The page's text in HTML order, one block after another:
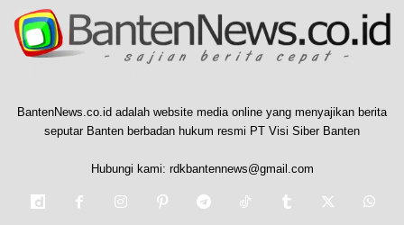
BantenNews.co.id adalah website media online yang menyajikan berita
seputar Banten berbadan hukum resmi PT Visi Siber Banten
Hubungi kami: rdkbantennews@gmail.com